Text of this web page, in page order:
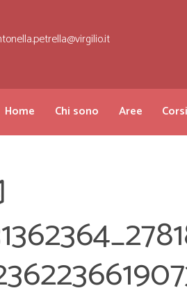
Home Chi sono Aree Corsi